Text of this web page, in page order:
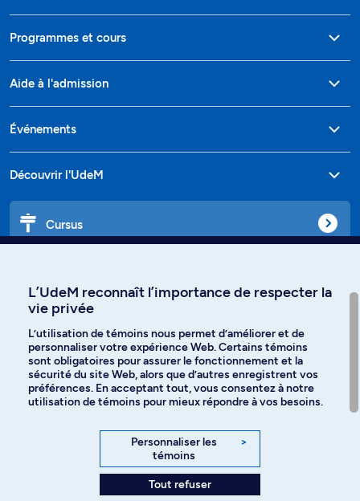
Programmes et cours
Aide à l'admission
Événements
Découvrir l'UdeM
Cursus
Langues
Facebook Instagram
YouTube
L’UdeM reconnaît l’importance de respecter la
vie privée
L’utilisation de témoins nous permet d’améliorer et de
personnaliser votre expérience Web. Certains témoins
sont obligatoires pour assurer le fonctionnement et la
sécurité du site Web, alors que d’autres enregistrent vos
préférences. En acceptant tout, vous consentez à notre
utilisation de témoins pour mieux répondre à vos besoins.
Personnaliser les
témoins
>
Tout refuser